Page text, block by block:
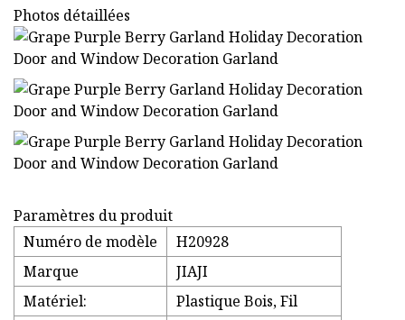
Photos détaillées
Paramètres du produit
Numéro de modèle
H20928
Marque
JIAJI
Matériel:
Plastique Bois, Fil